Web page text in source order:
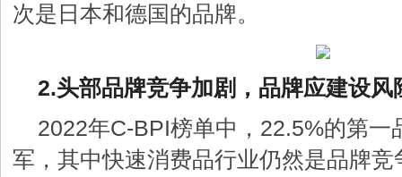
次是日本和德国的品牌。
2.头部品牌竞争加剧，品牌应建设风
2022年C-BPI榜单中，22.5%的第一
军，其中快速消费品行业仍然是品牌